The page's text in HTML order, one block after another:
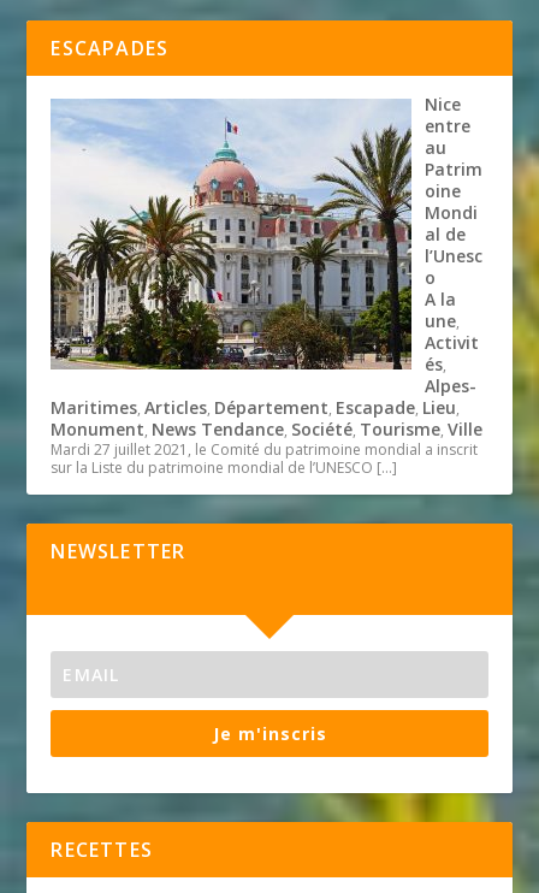
ESCAPADES
Nice
entre
au
Patrim
oine
Mondi
al de
l’Unesc
o
A la
une,
Activit
és,
Alpes-
Maritimes,Articles, Département, Escapade, Lieu,
Monument, News Tendance, Société, Tourisme,Ville
Mardi 27 juillet 2021, le Comité du patrimoine mondial a inscrit
sur la Liste du patrimoine mondial de l’UNESCO […]
NEWSLETTER
Je m'inscris
RECETTES